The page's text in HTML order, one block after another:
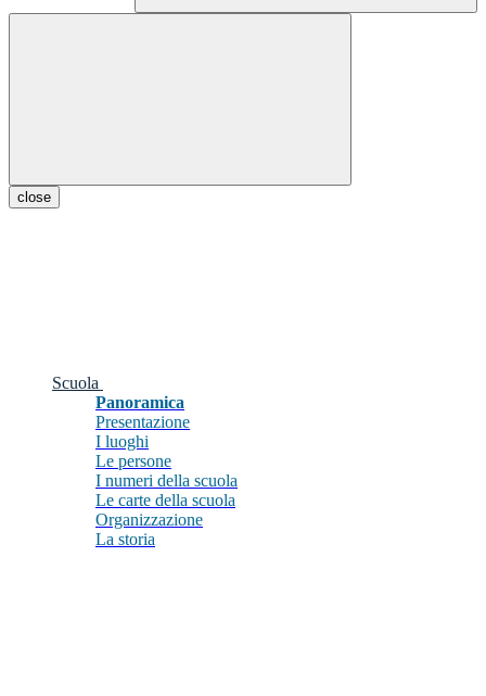
close
Scuola
Panoramica
Presentazione
I luoghi
Le persone
I numeri della scuola
Le carte della scuola
Organizzazione
La storia